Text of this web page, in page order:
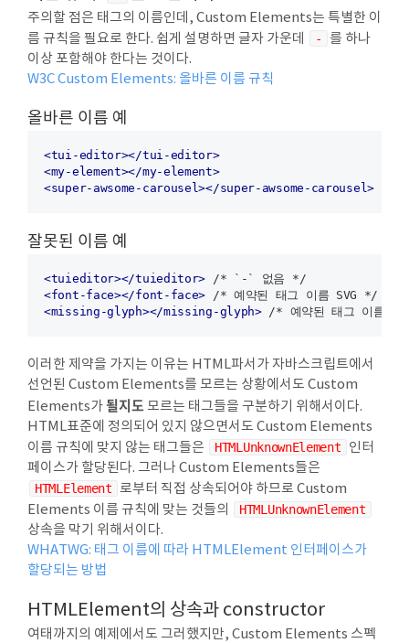
주의할 점은 태그의 이름인데, Custom Elements는 특별한 이
름 규칙을 필요로 한다. 쉽게 설명하면 글자 가운데
-
를 하나
이상 포함해야 한다는 것이다.
W3C Custom Elements: 올바른 이름 규칙
올바른 이름 예
<tui-editor></tui-editor>
<my-element></my-element>
<super-awsome-carousel></super-awsome-carousel>
잘못된 이름 예
<tuieditor></tuieditor>
<font-face></font-face>
<missing-glyph></missing-glyph>
이러한 제약을 가지는 이유는 HTML파서가 자바스크립트에서
선언된 Custom Elements를 모르는 상황에서도 Custom
Elements가될지도모르는 태그들을 구분하기 위해서이다.
HTML표준에 정의되어 있지 않으면서도 Custom Elements
이름 규칙에 맞지 않는 태그들은
HTMLUnknownElement
인터
페이스가 할당된다. 그러나 Custom Elements들은
HTMLElement 로부터 직접 상속되어야 하므로 Custom
Elements 이름 규칙에 맞는 것들의
HTMLUnknownElement
상속을 막기 위해서이다.
WHATWG: 태그 이름에 따라 HTMLElement 인터페이스가
할당되는 방법
HTMLElement의 상속과 constructor
여태까지의 예제에서도 그러했지만, Custom Elements 스펙